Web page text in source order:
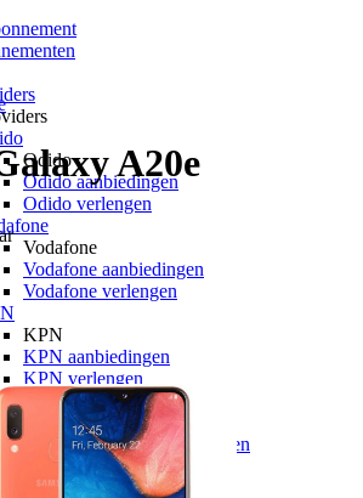
Odido
Odido aanbiedingen
Odido verlengen
Vodafone
Vodafone aanbiedingen
Vodafone verlengen
KPN
KPN aanbiedingen
KPN verlengen
hollandsnieuwe
hollandsnieuwe aanbiedingen
hollandsnieuwe verlengen
A20e